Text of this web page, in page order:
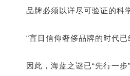
品牌必须以详尽可验证的科
“盲目信仰奢侈品牌的时代
因此，海蓝之谜已“先行一